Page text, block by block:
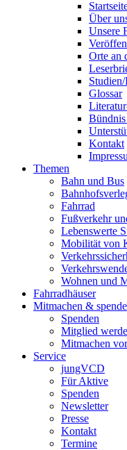
Über
Unsere
Orte an
Glossar
Kontakt
Themen
Bahn und Bus
Fahrrad
Fußverkehr
Lebenswerte
Mobilität von
Wohnen und
Fahrradhäuser
Mitmachen &
Spenden
Mitglied
Mitmachen
Service
jungVCD
Für Aktive
Spenden
Newsletter
Presse
Kontakt
Termine